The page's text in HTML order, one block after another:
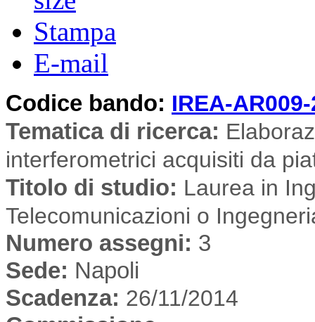
Stampa
E-mail
Codice bando: IREA-
Tematica di ricerca:
interferometrici acquisiti da
Titolo di studio: Laurea in
Telecomunicazioni o
Numero assegni: 3
Sede: Napoli
Scadenza: 26/11/2014